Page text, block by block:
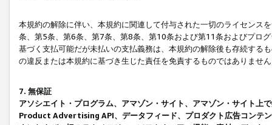
本規約の解除に伴い、本規約に関連して付与された一切のライセンス
条、第5条、第6条、第7条、第8条、第10条および第11条およびプロ
基づく支払可能だが未払いの支払義務は、本規約の解除後も存続する
の違反または本規約に基づき生じた責任を免責するものではありませ
7. 無保証
アソシエイト・プログラム、アマゾン・サイト、アマゾン・サイト上
Product Advertising API、データフィード、プロダクト広告コンテ